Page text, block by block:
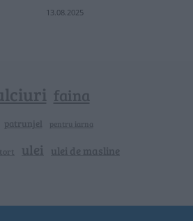
13.08.2025
faina
patrunjel pentru iarna
tort ulei ulei de masline